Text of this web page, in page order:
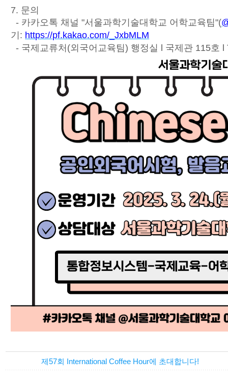
7. 문의
- 카카오톡 채널 "서울과학기술대학교 어학교육팀"(
기: https://pf.kakao.com/_JxbMLM
- 국제교류처(외국어교육팀) 행정실 l 국제관 115호 l
제57회 International Coffee Hour에 초대합니다!